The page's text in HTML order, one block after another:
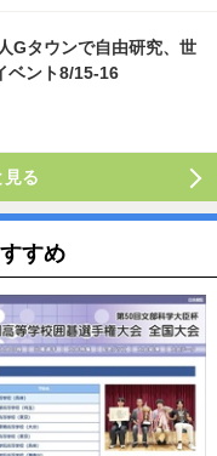
Gタウンで自由研究、世
ベント8/15-16
見る
すめ